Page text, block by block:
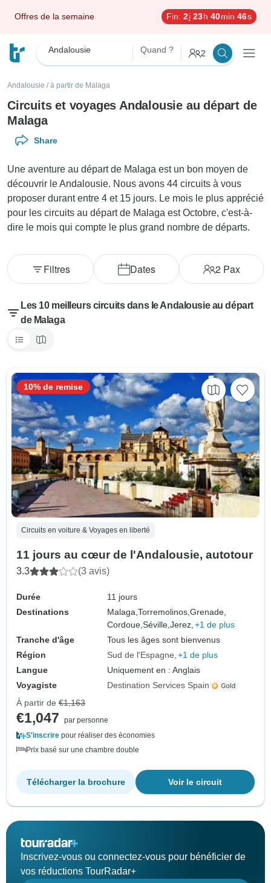
Offres de la semaine Fin: 2j 23h 40min 44s
Andalousie Quand ? 2
Andalousie / à partir de Malaga
Circuits et voyages Andalousie au départ de
Malaga
Share
Une aventure au départ de Malaga est un bon moyen de
découvrir le Andalousie. Nous avons 44 circuits à vous
proposer durant entre 4 et 15 jours. Le mois le plus apprécié
pour les circuits au départ de Malaga est Octobre, c'est-à-
dire le mois qui compte le plus grand nombre de départs.
Dates 2Pax
Filtres
Les 10 meilleurs circuits dans le Andalousie au départ
de Malaga
Circuits en voiture & Voyages en liberté
11 jours au cœur de l'Andalousie, autotour
3.3 (3 avis)
Durée
11 jours
Destinations
Malaga,Torremolinos,Grenade,
Cordoue,Séville,Jerez, +1 de plus
Tranche d'âge
Tous les âges sont bienvenus
Région
Sud de l'Espagne +1 de plus
Langue
Uniquement en : Anglais
Voyagiste
Destination Services Spain
10% de remise
À partir de €1,163
€1,047
par personne
S'inscrire pour réaliser des économies
Prix basé sur une chambre double
Voir le circuit
Télécharger la brochure
Inscrivez-vous ou connectez-vous pour bénéficier de
vos réductions TourRadar+